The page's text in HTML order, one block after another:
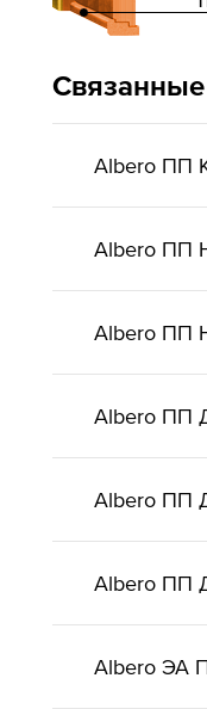
Albero ПП
Albero ПП
Albero ПП
Albero ПП
Albero ПП
Albero ПП
Albero ЭА